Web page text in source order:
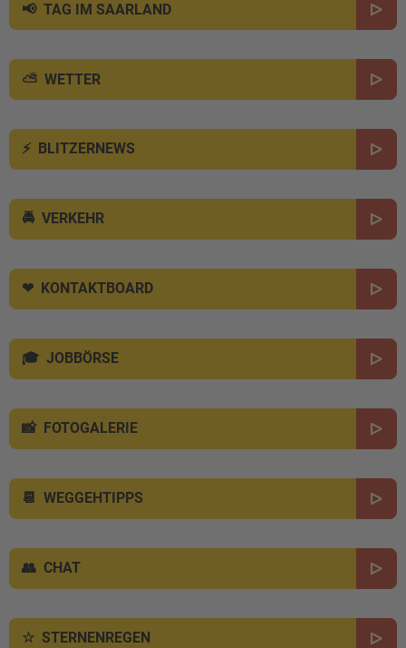
TAG IM SAARLAND
WETTER
BLITZERNEWS
VERKEHR
KONTAKTBOARD
JOBBÖRSE
FOTOGALERIE
WEGGEHTIPPS
CHAT
STERNENREGEN